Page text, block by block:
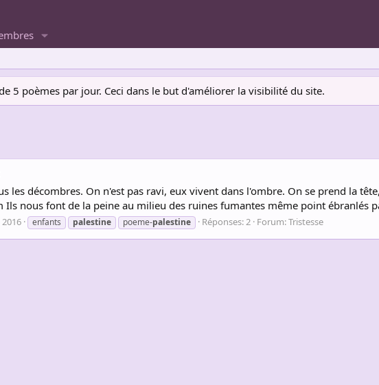
5 poèmes par jour. Ceci dans le but d'améliorer la visibilité du site.
les décombres. On n'est pas ravi, eux vivent dans l'ombre. On se prend la
nous font de la peine au milieu des ruines fumantes même point ébranlés
2016 enfants palestine poeme-palestine Réponses: 2 Forum:Tristesse